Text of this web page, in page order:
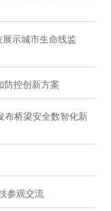
示城市生命线监
防控创新方案
布桥梁安全数智化新
参观交流